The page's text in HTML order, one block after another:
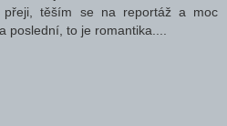
přeji, těším se na reportáž a moc
poslední, to je romantika....